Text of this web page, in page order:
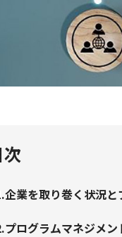
次
企業を取り巻く状況
プログラムマネジメ